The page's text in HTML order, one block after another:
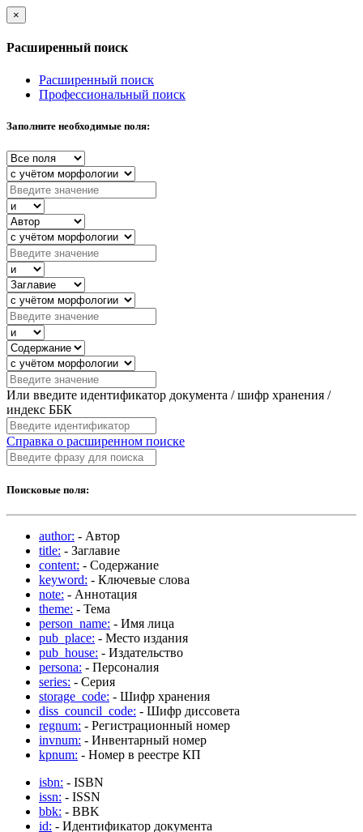
×
Расширенный поиск
Расширенный поиск
Профессиональный поиск
Заполните необходимые поля:
Или введите идентификатор документа / шифр хранения /
индекс ББК
Справка о расширенном поиске
Поисковые поля:
author: - Автор
title: - Заглавие
content: - Содержание
keyword: - Ключевые слова
note: - Аннотация
theme: - Тема
person_name: - Имя лица
pub_place: - Место издания
pub_house: - Издательство
persona: - Персоналия
series: - Серия
storage_code: - Шифр хранения
diss_council_code: - Шифр диссовета
regnum: - Регистрационный номер
invnum: - Инвентарный номер
kpnum: - Номер в реестре КП
isbn: - ISBN
issn: - ISSN
bbk: - BBK
id: - Идентификатор документа